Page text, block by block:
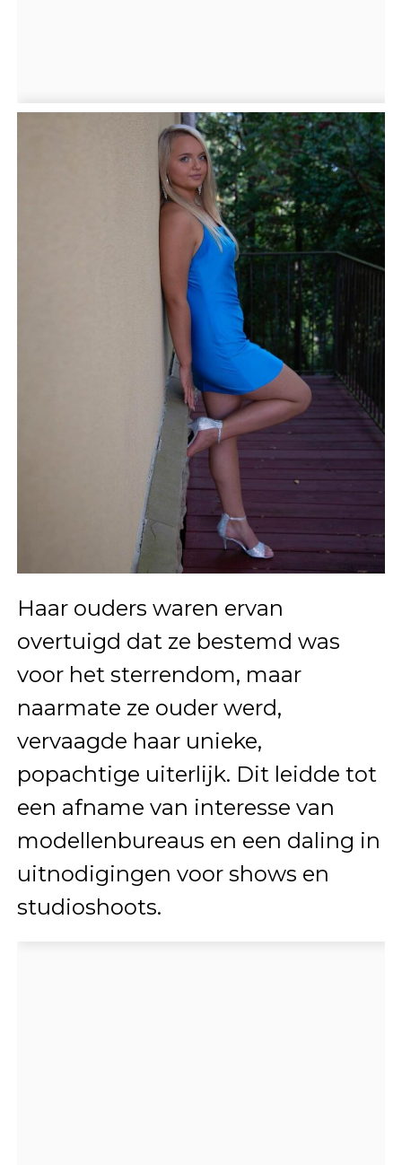
Haar ouders waren ervan
overtuigd dat ze bestemd was
voor het sterrendom, maar
naarmate ze ouder werd,
vervaagde haar unieke,
popachtige uiterlijk. Dit leidde tot
een afname van interesse van
modellenbureaus en een daling in
uitnodigingen voor shows en
studioshoots.